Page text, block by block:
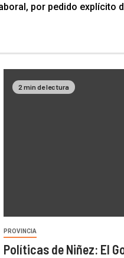
por pedido explícito
2 min de lectura
PROVINCIA
Políticas de Niñez: El